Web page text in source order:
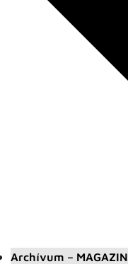
Archívum – MAGAZIN